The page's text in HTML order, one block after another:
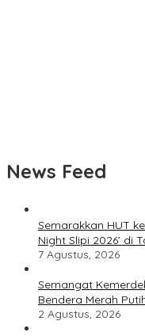
News Feed
Semarakkan HUT
Night Slipi 2026’ di
7 Agustus, 2026
Semangat
Bendera Merah
2 Agustus, 2026